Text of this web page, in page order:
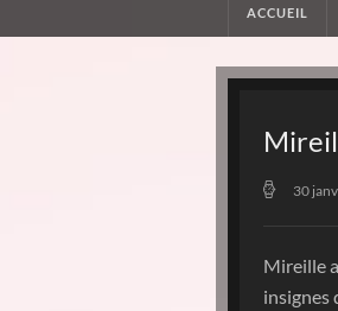
ACCUEIL
30
Mireille
insignes